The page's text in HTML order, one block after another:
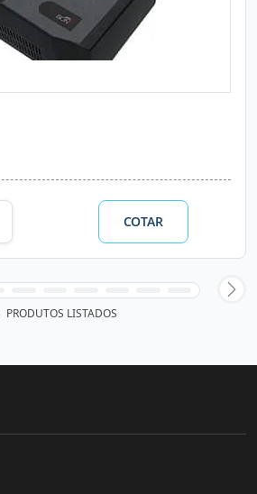
COTAR
PRODUTOS LISTADOS